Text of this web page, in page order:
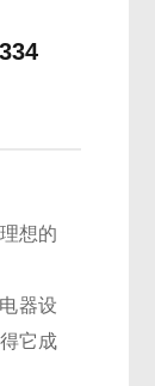
想的
器设
它成